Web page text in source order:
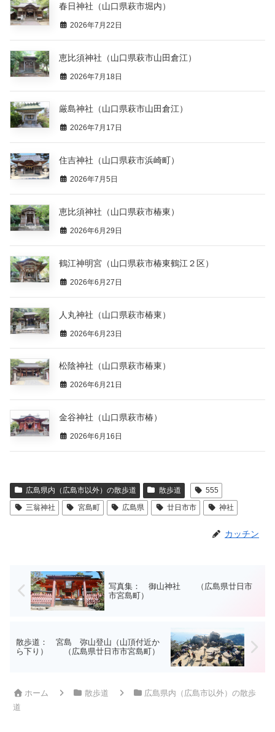
春日神社（山口県萩市堀内）
2026年7月22日
恵比須神社（山口県萩市山田倉江）
2026年7月18日
厳島神社（山口県萩市山田倉江）
2026年7月17日
住吉神社（山口県萩市浜崎町）
2026年7月5日
恵比須神社（山口県萩市椿東）
2026年6月29日
鶴江神明宮（山口県萩市椿東鶴江２区）
2026年6月27日
人丸神社（山口県萩市椿東）
2026年6月23日
松陰神社（山口県萩市椿東）
2026年6月21日
金谷神社（山口県萩市椿）
2026年6月16日
広島県内（広島市以外）の散歩道 散歩道
555
三翁神社
宮島町 広島県 廿日市市 神社
カッチン
写真集： 御山神社 （広島県廿日市
市宮島町）
散歩道： 宮島 弥山登山（山頂付近か
ら下り） （広島県廿日市市宮島町）
ホーム 散歩道
広島県内（広島市以外）の散歩
道